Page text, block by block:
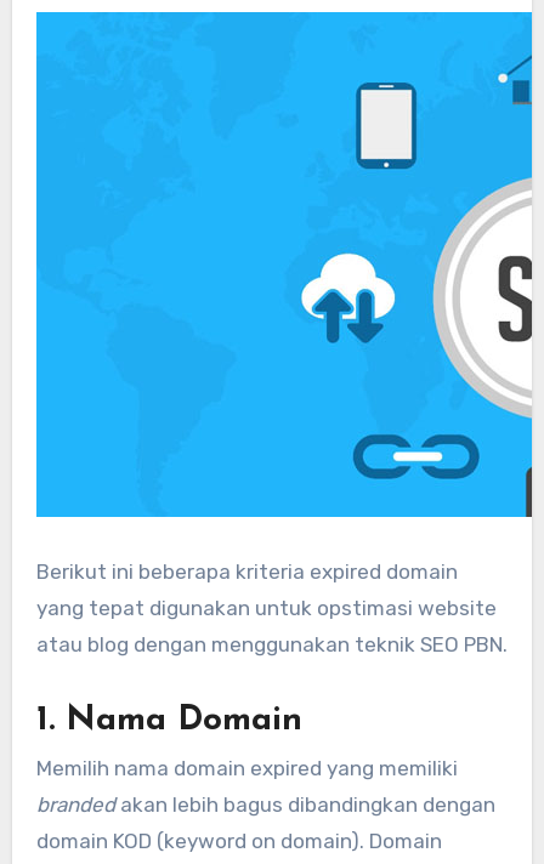
Berikut ini beberapa kriteria expired domain
yang tepat digunakan untuk opstimasi website
atau blog dengan menggunakan teknik SEO PBN.
1. Nama Domain
Memilih nama domain expired yang memiliki
brandedakan lebih bagus dibandingkan dengan
domain KOD (keyword on domain). Domain